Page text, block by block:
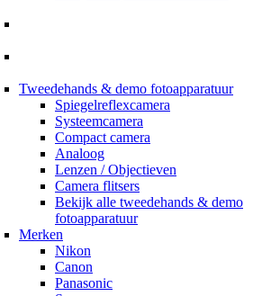
Tweedehands & demo fotoapparatuur
Spiegelreflexcamera
Systeemcamera
Compact camera
Analoog
Lenzen / Objectieven
Camera flitsers
Bekijk alle tweedehands & demo
fotoapparatuur
Merken
Nikon
Canon
Panasonic